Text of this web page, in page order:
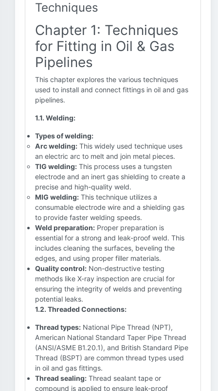
Techniques
Chapter 1: Techniques
for Fitting in Oil & Gas
Pipelines
This chapter explores the various techniques
used to install and connect fittings in oil and gas
pipelines.
1.1. Welding:
Types of welding:
Arc welding: This widely used technique uses
an electric arc to melt and join metal pieces.
TIG welding: This process uses a tungsten
electrode and an inert gas shielding to create a
precise and high-quality weld.
MIG welding: This technique utilizes a
consumable electrode wire and a shielding gas
to provide faster welding speeds.
Weld preparation: Proper preparation is
essential for a strong and leak-proof weld. This
includes cleaning the surfaces, beveling the
edges, and using proper filler materials.
Quality control: Non-destructive testing
methods like X-ray inspection are crucial for
ensuring the integrity of welds and preventing
potential leaks.
1.2. Threaded Connections:
Thread types: National Pipe Thread (NPT),
American National Standard Taper Pipe Thread
(ANSI/ASME B1.20.1), and British Standard Pipe
Thread (BSPT) are common thread types used
in oil and gas fittings.
Thread sealing: Thread sealant tape or
compound is applied to ensure leak-proof